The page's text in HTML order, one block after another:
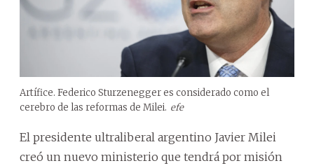
Artífice. Federico Sturzenegger es considerado como el
cerebro de las reformas de Milei. efe
El presidente ultraliberal argentino Javier Milei
creó un nuevo ministerio que tendrá por misión